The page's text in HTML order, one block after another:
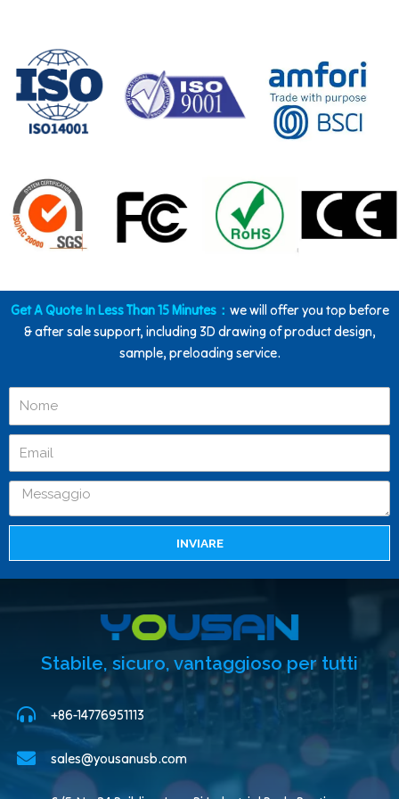
Get A Quote In Less Than 15 Minutes： we will offer you top before
& after sale support, including 3D drawing of product design,
sample, preloading service.
INVIARE
Stabile, sicuro, vantaggioso per tutti
+86-14776951113
sales@yousanusb.com